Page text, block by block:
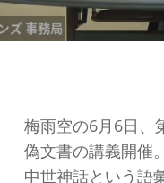
梅雨空の6月6日、
偽文書の講義開催。
中世神話という語